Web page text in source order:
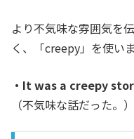
より不気味な雰囲気を
く、「creepy」を使い
・It was a creepy
（不気味な話だった。）